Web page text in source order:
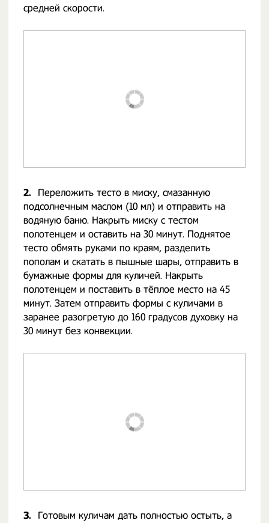
средней скорости.
2.
Переложить тесто в миску, смазанную
подсолнечным маслом (10 мл) и отправить на
водяную баню. Накрыть миску с тестом
полотенцем и оставить на 30 минут. Поднятое
тесто обмять руками по краям, разделить
пополам и скатать в пышные шары, отправить в
бумажные формы для куличей. Накрыть
полотенцем и поставить в тёплое место на 45
минут. Затем отправить формы с куличами в
заранее разогретую до 160 градусов духовку на
30 минут без конвекции.
3.
Готовым куличам дать полностью остыть, а